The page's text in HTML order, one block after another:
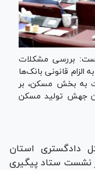
بررسی مشکلات
الزام قانونی بانک‌ها
از تسهیلات به بخش مسکن، بر
جدی بر اجرای ماده ۴ قانون جهش تولید مسکن
دادگستری استان
نشست ستاد پیگیری